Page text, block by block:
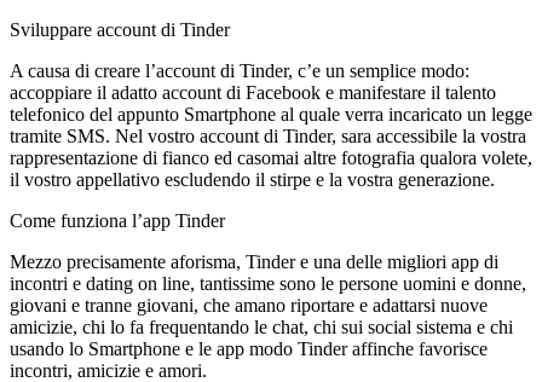
Sviluppare account di Tinder
A causa di creare l’account di Tinder, c’e un semplice modo:
accoppiare il adatto account di Facebook e manifestare il talento
telefonico del appunto Smartphone al quale verra incaricato un legge
tramite SMS. Nel vostro account di Tinder, sara accessibile la vostra
rappresentazione di fianco ed casomai altre fotografia qualora volete,
il vostro appellativo escludendo il stirpe e la vostra generazione.
Come funziona l’app Tinder
Mezzo precisamente aforisma, Tinder e una delle migliori app di
incontri e dating on line, tantissime sono le persone uomini e donne,
giovani e tranne giovani, che amano riportare e adattarsi nuove
amicizie, chi lo fa frequentando le chat, chi sui social sistema e chi
usando lo Smartphone e le app modo Tinder affinche favorisce
incontri, amicizie e amori.